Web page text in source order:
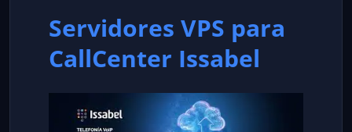
Servidores VPS para
CallCenter Issabel